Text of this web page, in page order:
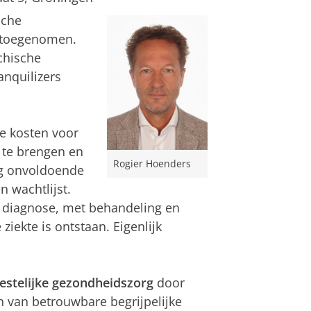
Rogier Hoenders
kosten voor
brengen en
onvoldoende
wachtlijst.
met behandeling en
is ontstaan. Eigenlijk
gezondheidszorgdoor
van betrouwbare begrijpelijke